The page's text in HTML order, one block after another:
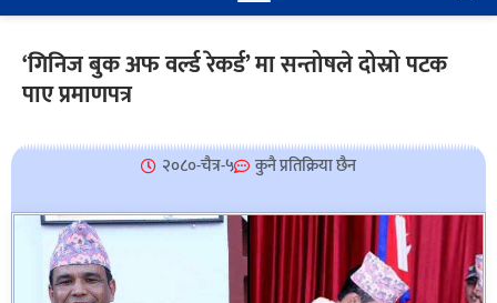
e
u
n
‘गिनिज बुक अफ वर्ल्ड रेकर्ड’ मा सन्तोषले दोस्रो पटक
पाए प्रमाणपत्र
२०८०-चैत्र-५ कुनै प्रतिक्रिया छैन